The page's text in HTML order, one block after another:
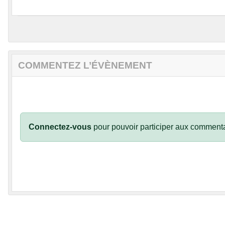
COMMENTEZ L’ÉVÈNEMENT
Connectez-vous pour pouvoir participer aux